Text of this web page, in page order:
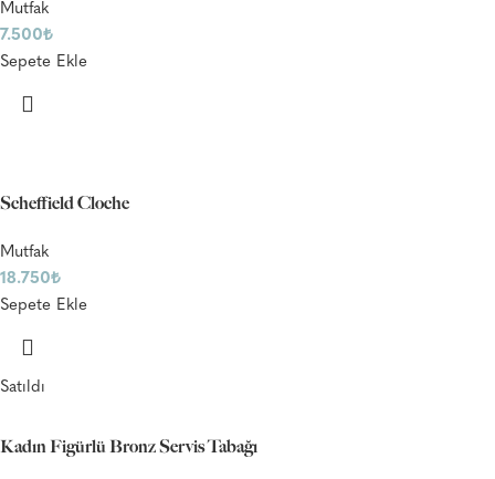
Mutfak
7.500₺
Sepete Ekle
Scheffield Cloche
Mutfak
18.750₺
Sepete Ekle
Satıldı
Kadın Figürlü Bronz Servis Tabağı